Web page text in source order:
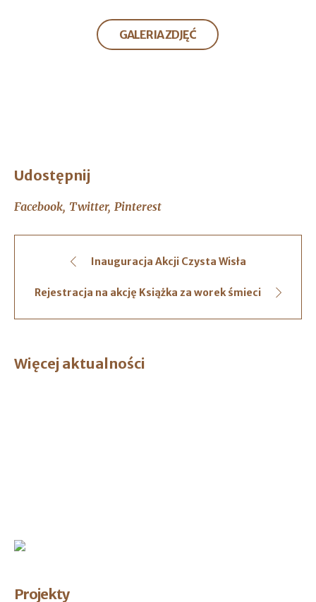
GALERIA ZDJĘĆ
Udostępnij
Facebook Twitter Pinterest
Inauguracja Akcji Czysta Wisła
Rejestracja na akcję Książka za worek śmieci
Więcej aktualności
Projekty